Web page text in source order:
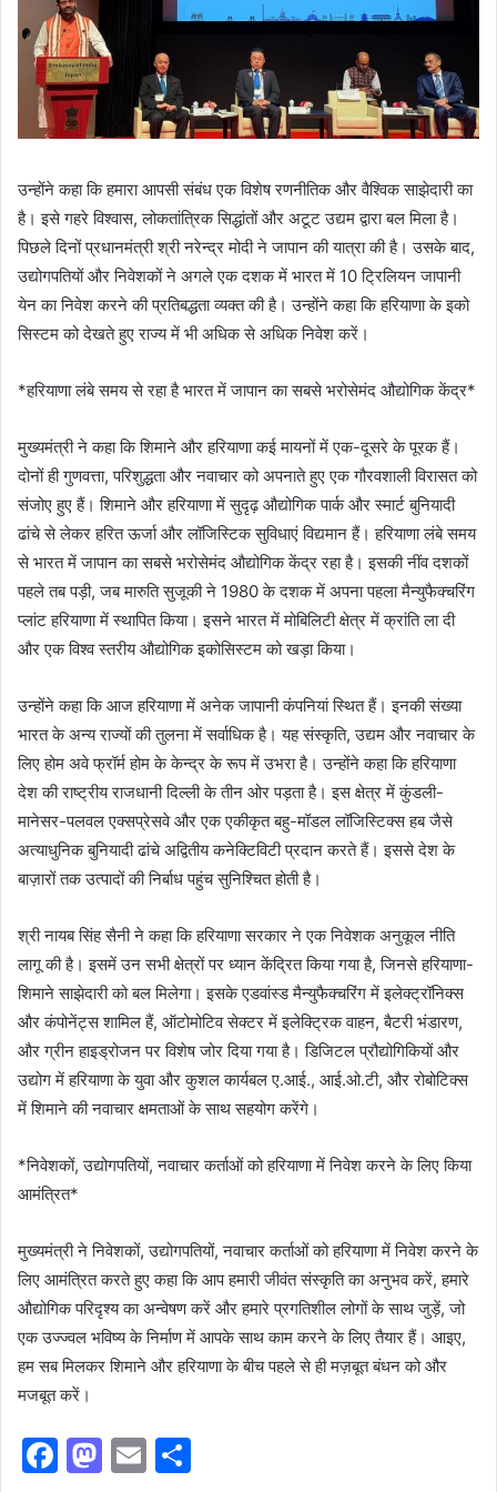
उन्होंने कहा कि हमारा आपसी संबंध एक विशेष रणनीतिक और वैश्विक साझेदारी का
है। इसे गहरे विश्वास, लोकतांत्रिक सिद्धांतों और अटूट उद्यम द्वारा बल मिला है।
पिछले दिनों प्रधानमंत्री श्री नरेन्द्र मोदी ने जापान की यात्रा की है। उसके बाद,
उद्योगपतियों और निवेशकों ने अगले एक दशक में भारत में 10 ट्रिलियन जापानी
येन का निवेश करने की प्रतिबद्धता व्यक्त की है। उन्होंने कहा कि हरियाणा के इको
सिस्टम को देखते हुए राज्य में भी अधिक से अधिक निवेश करें।
*हरियाणा लंबे समय से रहा है भारत में जापान का सबसे भरोसेमंद औद्योगिक केंद्र*
मुख्यमंत्री ने कहा कि शिमाने और हरियाणा कई मायनों में एक-दूसरे के पूरक हैं।
दोनों ही गुणवत्ता, परिशुद्धता और नवाचार को अपनाते हुए एक गौरवशाली विरासत को
संजोए हुए हैं। शिमाने और हरियाणा में सुदृढ़ औद्योगिक पार्क और स्मार्ट बुनियादी
ढांचे से लेकर हरित ऊर्जा और लॉजिस्टिक सुविधाएं विद्यमान हैं। हरियाणा लंबे समय
से भारत में जापान का सबसे भरोसेमंद औद्योगिक केंद्र रहा है। इसकी नींव दशकों
पहले तब पड़ी, जब मारुति सुजूकी ने 1980 के दशक में अपना पहला मैन्युफैक्चरिंग
प्लांट हरियाणा में स्थापित किया। इसने भारत में मोबिलिटी क्षेत्र में क्रांति ला दी
और एक विश्व स्तरीय औद्योगिक इकोसिस्टम को खड़ा किया।
उन्होंने कहा कि आज हरियाणा में अनेक जापानी कंपनियां स्थित हैं। इनकी संख्या
भारत के अन्य राज्यों की तुलना में सर्वाधिक है। यह संस्कृति, उद्यम और नवाचार के
लिए होम अवे फ्रॉर्म होम के केन्द्र के रूप में उभरा है। उन्होंने कहा कि हरियाणा
देश की राष्ट्रीय राजधानी दिल्ली के तीन ओर पड़ता है। इस क्षेत्र में कुंडली-
मानेसर-पलवल एक्सप्रेसवे और एक एकीकृत बहु-मॉडल लॉजिस्टिक्स हब जैसे
अत्याधुनिक बुनियादी ढांचे अद्वितीय कनेक्टिविटी प्रदान करते हैं। इससे देश के
बाज़ारों तक उत्पादों की निर्बाध पहुंच सुनिश्चित होती है।
श्री नायब सिंह सैनी ने कहा कि हरियाणा सरकार ने एक निवेशक अनुकूल नीति
लागू की है। इसमें उन सभी क्षेत्रों पर ध्यान केंद्रित किया गया है, जिनसे हरियाणा-
शिमाने साझेदारी को बल मिलेगा। इसके एडवांस्ड मैन्युफैक्चरिंग में इलेक्ट्रॉनिक्स
और कंपोनेंट्स शामिल हैं, ऑटोमोटिव सेक्टर में इलेक्ट्रिक वाहन, बैटरी भंडारण,
और ग्रीन हाइड्रोजन पर विशेष जोर दिया गया है। डिजिटल प्रौद्योगिकियों और
उद्योग में हरियाणा के युवा और कुशल कार्यबल ए.आई., आई.ओ.टी, और रोबोटिक्स
में शिमाने की नवाचार क्षमताओं के साथ सहयोग करेंगे।
*निवेशकों, उद्योगपतियों, नवाचार कर्ताओं को हरियाणा में निवेश करने के लिए किया
आमंत्रित*
मुख्यमंत्री ने निवेशकों, उद्योगपतियों, नवाचार कर्ताओं को हरियाणा में निवेश करने के
लिए आमंत्रित करते हुए कहा कि आप हमारी जीवंत संस्कृति का अनुभव करें, हमारे
औद्योगिक परिदृश्य का अन्वेषण करें और हमारे प्रगतिशील लोगों के साथ जुड़ें, जो
एक उज्ज्वल भविष्य के निर्माण में आपके साथ काम करने के लिए तैयार हैं। आइए,
हम सब मिलकर शिमाने और हरियाणा के बीच पहले से ही मज़बूत बंधन को और
मजबूत करें।
F
M E